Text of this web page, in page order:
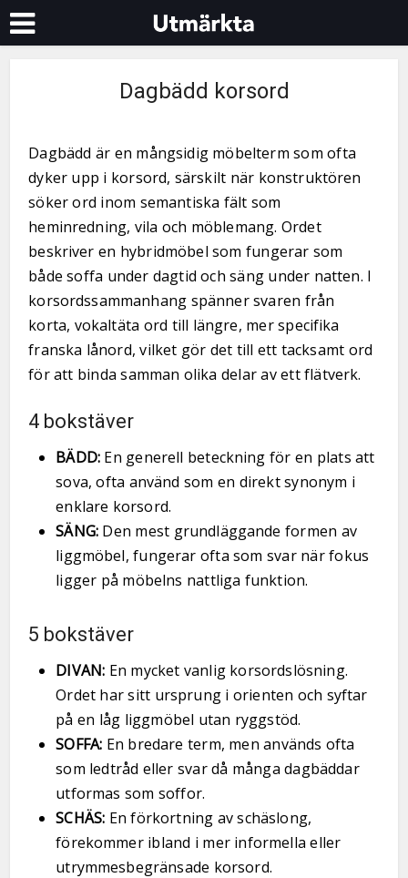
Dagbädd korsord
Dagbädd är en mångsidig möbelterm som ofta
dyker upp i korsord, särskilt när konstruktören
söker ord inom semantiska fält som
heminredning, vila och möblemang. Ordet
beskriver en hybridmöbel som fungerar som
både soffa under dagtid och säng under natten. I
korsordssammanhang spänner svaren från
korta, vokaltäta ord till längre, mer specifika
franska lånord, vilket gör det till ett tacksamt ord
för att binda samman olika delar av ett flätverk.
4 bokstäver
BÄDD: En generell beteckning för en plats att
sova, ofta använd som en direkt synonym i
enklare korsord.
SÄNG: Den mest grundläggande formen av
liggmöbel, fungerar ofta som svar när fokus
ligger på möbelns nattliga funktion.
5 bokstäver
DIVAN: En mycket vanlig korsordslösning.
Ordet har sitt ursprung i orienten och syftar
på en låg liggmöbel utan ryggstöd.
SOFFA: En bredare term, men används ofta
som ledtråd eller svar då många dagbäddar
utformas som soffor.
SCHÄS: En förkortning av schäslong,
förekommer ibland i mer informella eller
utrymmesbegränsade korsord.